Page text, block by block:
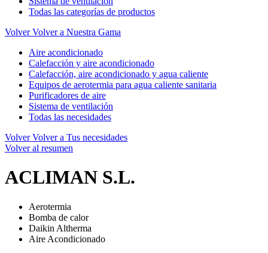
Todas las categorías de productos
Volver Volver a Nuestra Gama
Aire acondicionado
Calefacción y aire acondicionado
Calefacción, aire acondicionado y agua caliente
Equipos de aerotermia para agua caliente sanitaria
Purificadores de aire
Sistema de ventilación
Todas las necesidades
Volver Volver a Tus necesidades
Volver al resumen
ACLIMAN S.L.
Aerotermia
Bomba de calor
Daikin Altherma
Aire Acondicionado